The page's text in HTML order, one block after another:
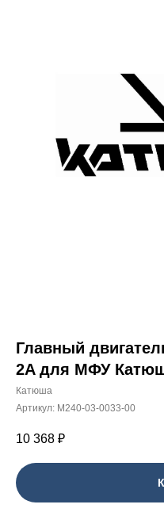
Главный
2A для МФУ
Катюша
Артикул: M240-03-0033-00
10 368 ₽